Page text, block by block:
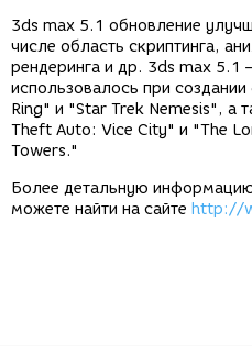
3ds max 5.1 обновление
числе область скриптинга,
рендеринга и др. 3ds max 5.1
использовалось при
Ring" и "Star Trek Nemesis", а
Theft Auto: Vice City" и "The
Towers."
Более детальную
можете найти на сайте http://